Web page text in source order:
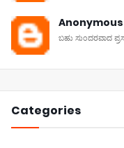
Anonymous
ಬಹು ಸುಂದರವಾದ
Categories